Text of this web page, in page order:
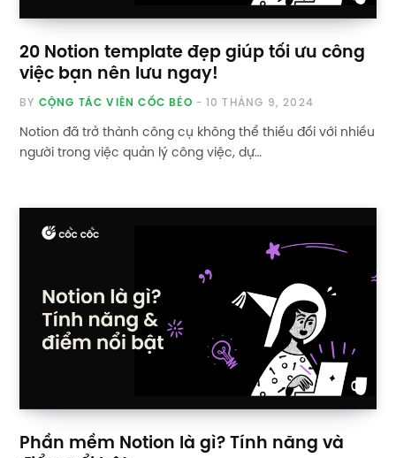
20 Notion template đẹp giúp tối ưu công
việc bạn nên lưu ngay!
BY CỘNG TÁC VIÊN CỐC BÉO 10 THÁNG 9, 2024
Notion đã trở thành công cụ không thể thiếu đối với nhiều
người trong việc quản lý công việc, dự…
Phần mềm Notion là gì? Tính năng và